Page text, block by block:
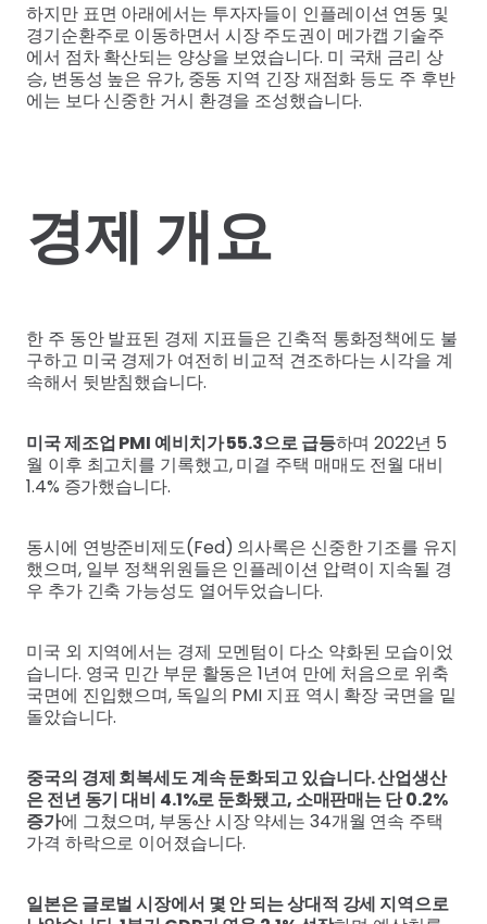
하지만 표면 아래에서는 투자자들이 인플레이션 연동 및
경기순환주로 이동하면서 시장 주도권이 메가캡 기술주
에서 점차 확산되는 양상을 보였습니다. 미 국채 금리 상
승, 변동성 높은 유가, 중동 지역 긴장 재점화 등도 주 후반
에는 보다 신중한 거시 환경을 조성했습니다.
경제 개요
한 주 동안 발표된 경제 지표들은 긴축적 통화정책에도 불
구하고 미국 경제가 여전히 비교적 견조하다는 시각을 계
속해서 뒷받침했습니다.
미국 제조업 PMI 예비치가 55.3으로 급등하며 2022년 5
월 이후 최고치를 기록했고, 미결 주택 매매도 전월 대비
1.4% 증가했습니다.
동시에 연방준비제도(Fed) 의사록은 신중한 기조를 유지
했으며, 일부 정책위원들은 인플레이션 압력이 지속될 경
우 추가 긴축 가능성도 열어두었습니다.
미국 외 지역에서는 경제 모멘텀이 다소 약화된 모습이었
습니다. 영국 민간 부문 활동은 1년여 만에 처음으로 위축
국면에 진입했으며, 독일의 PMI 지표 역시 확장 국면을 밑
돌았습니다.
중국의 경제 회복세도 계속 둔화되고 있습니다. 산업생산
은 전년 동기 대비 4.1%로 둔화됐고, 소매판매는 단 0.2%
증가에 그쳤으며, 부동산 시장 약세는 34개월 연속 주택
가격 하락으로 이어졌습니다.
일본은 글로벌 시장에서 몇 안 되는 상대적 강세 지역으로